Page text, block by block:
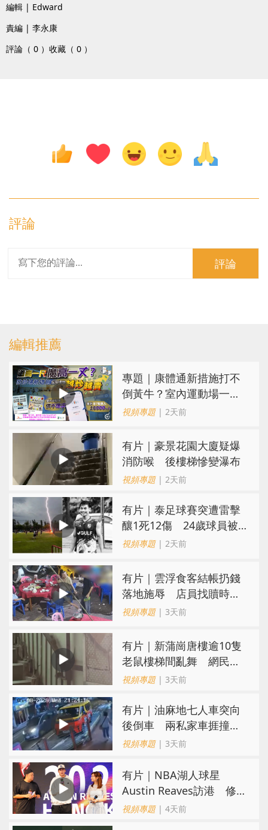
編輯 | Edward
責編 | 李永康
評論（ 0 ） 收藏（ 0 ）
評論
評論
編輯推薦
專題｜康體通新措施打不
倒黃牛？室內運動場一場
難求越炒越貴
視頻專題| 2天前
有片｜豪景花園大廈疑爆
消防喉 後樓梯慘變瀑布
視頻專題| 2天前
有片｜泰足球賽突遭雷擊
釀1死12傷 24歲球員被
閃電劈中亡
視頻專題| 2天前
​有片｜雲浮食客結帳扔錢
落地施辱 店員找贖時還
施彼身獲老闆肯定
視頻專題| 3天前
有片｜新蒲崗唐樓逾10隻
老鼠樓梯間亂舞 網民嚇
親：每次經過都要好大勇
視頻專題| 3天前
有片｜油麻地七人車突向
後倒車 兩私家車捱撞
司機不顧而去
視頻專題| 3天前
有片｜NBA湖人球星
Austin Reaves訪港 修
頓與青少年交流球技
視頻專題| 4天前